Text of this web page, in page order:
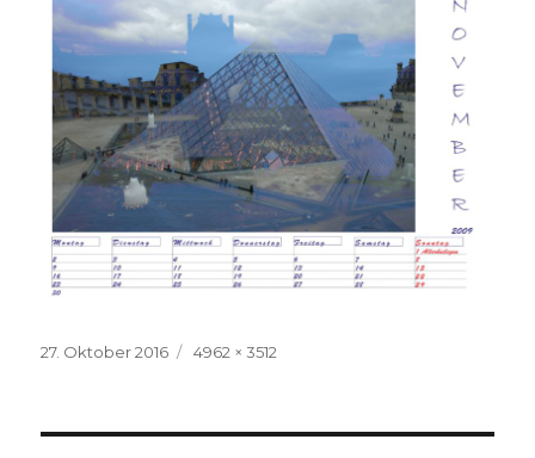
Veröffentlicht
27. Oktober 2016
Volle
4962 × 3512